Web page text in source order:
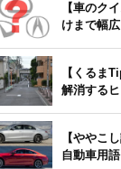
【車のク
けまで幅広
【くるま
解消する
【ややこ
自動車用